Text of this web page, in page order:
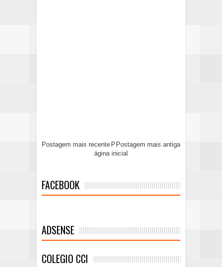
Postagem mais recente Postagem mais antiga
P
ágina inicial
FACEBOOK
ADSENSE
COLEGIO CCI